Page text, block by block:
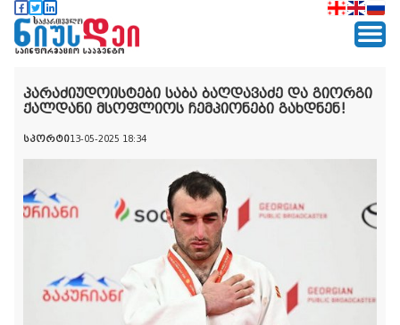
პარაძიუდოისტები საბა ბაღდავაძე და გიორგი
ქალდანი მსოფლიოს ჩემპიონები გახდნენ!
სპორტი13-05-2025 18:34